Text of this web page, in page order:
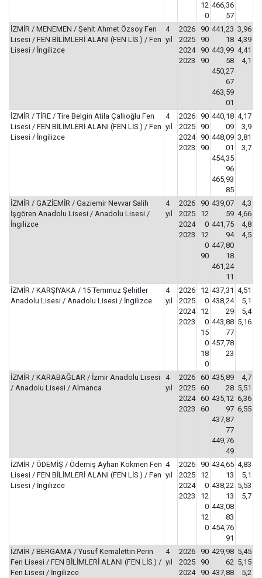
12
0
466,36
57
İZMİR / MENEMEN / Şehit Ahmet Özsoy Fen
Lisesi / FEN BİLİMLERİ ALANI (FEN LİS.) / Fen
Lisesi / İngilizce
4
yıl
2026
2025
2024
2023
90
90
90
90
441,23
18
443,99
58
450,27
67
463,59
01
3,96
4,39
4,41
4,1
İZMİR / TİRE / Tire Belgin Atila Çallıoğlu Fen
Lisesi / FEN BİLİMLERİ ALANI (FEN LİS.) / Fen
Lisesi / İngilizce
4
yıl
2026
2025
2024
2023
90
90
90
90
440,18
09
448,09
01
454,35
96
465,93
85
4,17
3,9
3,81
3,7
İZMİR / GAZİEMİR / Gaziemir Nevvar Salih
İşgören Anadolu Lisesi / Anadolu Lisesi /
İngilizce
4
yıl
2026
2025
2024
2023
90
12
0
12
0
90
439,07
59
441,75
94
447,80
18
461,24
11
4,3
4,66
4,8
4,5
İZMİR / KARŞIYAKA / 15 Temmuz Şehitler
Anadolu Lisesi / Anadolu Lisesi / İngilizce
4
yıl
2026
2025
2024
2023
12
0
12
0
15
0
18
0
437,31
438,24
29
443,88
77
457,78
23
4,51
5,1
5,4
5,16
İZMİR / KARABAĞLAR / İzmir Anadolu Lisesi
/ Anadolu Lisesi / Almanca
4
yıl
2026
2025
2024
2023
60
60
60
60
435,89
28
435,12
97
437,87
77
449,76
49
4,7
5,51
6,36
6,55
İZMİR / ÖDEMİŞ / Ödemiş Ayhan Kökmen Fen
Lisesi / FEN BİLİMLERİ ALANI (FEN LİS.) / Fen
Lisesi / İngilizce
4
yıl
2026
2025
2024
2023
90
12
0
12
0
12
0
434,65
13
438,22
13
443,08
83
454,76
91
4,83
5,1
5,53
5,7
İZMİR / BERGAMA / Yusuf Kemalettin Perin
Fen Lisesi / FEN BİLİMLERİ ALANI (FEN LİS.) /
Fen Lisesi / İngilizce
4
yıl
2026
2025
2024
90
90
90
429,98
62
437,88
5,45
5,15
5,2